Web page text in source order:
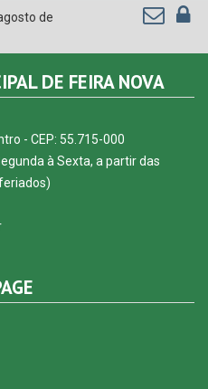
de
DE FEIRA NOVA
- CEP: 55.715-000
à Sexta, a partir das